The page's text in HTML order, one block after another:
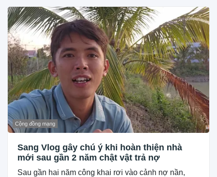
Cộng đồng mạng
Sang Vlog gây chú ý khi hoàn thiện nhà
mới sau gần 2 năm chật vật trả nợ
Sau gần hai năm công khai rơi vào cảnh nợ nần,